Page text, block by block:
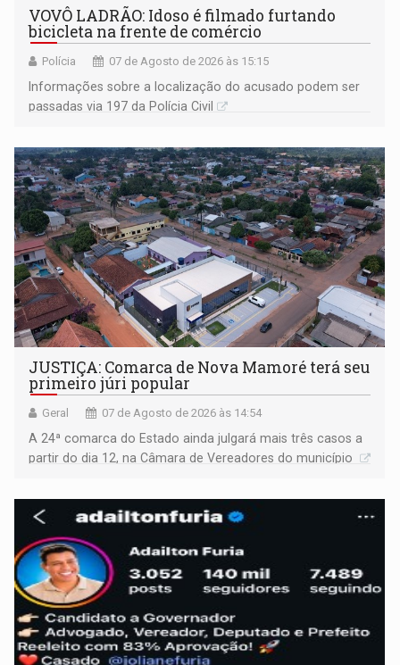
VOVÔ LADRÃO: Idoso é filmado furtando
bicicleta na frente de comércio
Polícia 07 de Agosto de 2026 às 15:15
Informações sobre a localização do acusado podem ser
passadas via 197 da Polícia Civil
JUSTIÇA: Comarca de Nova Mamoré terá seu
primeiro júri popular
Geral 07 de Agosto de 2026 às 14:54
A 24ª comarca do Estado ainda julgará mais três casos a
partir do dia 12, na Câmara de Vereadores do município